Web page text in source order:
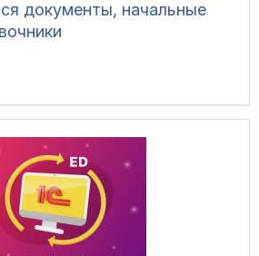
документы, начальные